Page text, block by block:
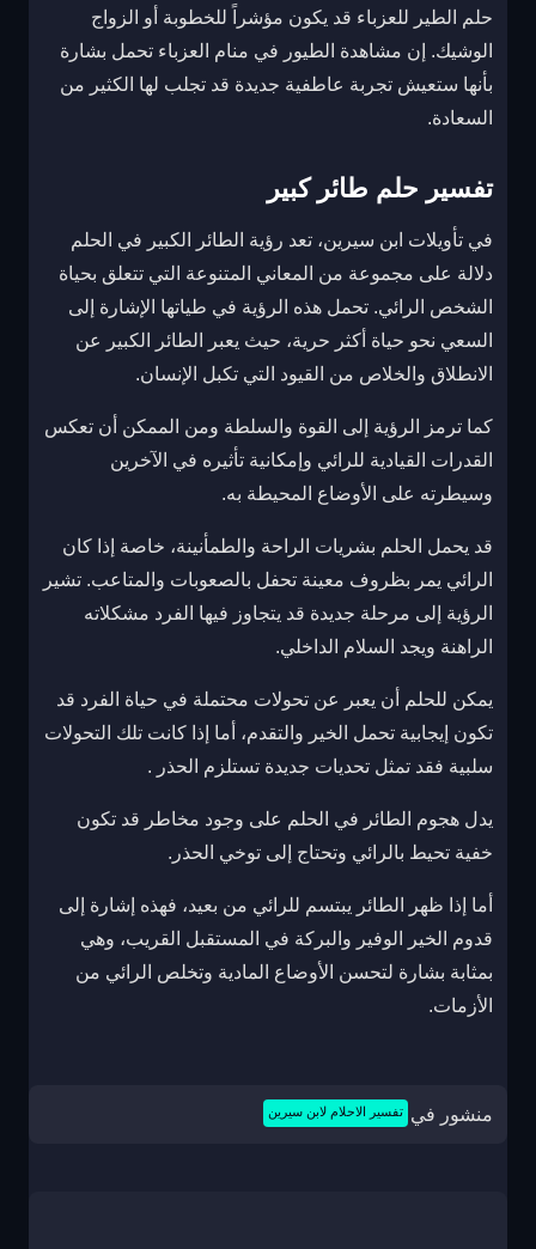
حلم الطير للعزباء قد يكون مؤشراً للخطوبة أو الزواج
الوشيك. إن مشاهدة الطيور في منام العزباء تحمل بشارة
بأنها ستعيش تجربة عاطفية جديدة قد تجلب لها الكثير من
السعادة.
تفسير حلم طائر كبير
في تأويلات ابن سيرين، تعد رؤية الطائر الكبير في الحلم
دلالة على مجموعة من المعاني المتنوعة التي تتعلق بحياة
الشخص الرائي. تحمل هذه الرؤية في طياتها الإشارة إلى
السعي نحو حياة أكثر حرية، حيث يعبر الطائر الكبير عن
الانطلاق والخلاص من القيود التي تكبل الإنسان.
كما ترمز الرؤية إلى القوة والسلطة ومن الممكن أن تعكس
القدرات القيادية للرائي وإمكانية تأثيره في الآخرين
وسيطرته على الأوضاع المحيطة به.
قد يحمل الحلم بشريات الراحة والطمأنينة، خاصة إذا كان
الرائي يمر بظروف معينة تحفل بالصعوبات والمتاعب. تشير
الرؤية إلى مرحلة جديدة قد يتجاوز فيها الفرد مشكلاته
الراهنة ويجد السلام الداخلي.
يمكن للحلم أن يعبر عن تحولات محتملة في حياة الفرد قد
تكون إيجابية تحمل الخير والتقدم، أما إذا كانت تلك التحولات
سلبية فقد تمثل تحديات جديدة تستلزم الحذر .
يدل هجوم الطائر في الحلم على وجود مخاطر قد تكون
خفية تحيط بالرائي وتحتاج إلى توخي الحذر.
أما إذا ظهر الطائر يبتسم للرائي من بعيد، فهذه إشارة إلى
قدوم الخير الوفير والبركة في المستقبل القريب، وهي
بمثابة بشارة لتحسن الأوضاع المادية وتخلص الرائي من
الأزمات.
منشور في تفسير الاحلام لابن سيرين